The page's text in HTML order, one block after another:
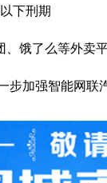
下刑期
、饿了么等外卖
步加强智能网